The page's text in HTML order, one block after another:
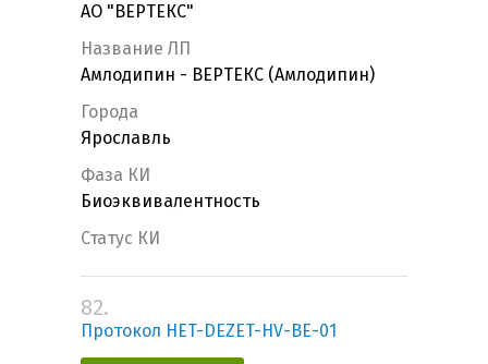
АО "ВЕРТЕКС"
Название ЛП
Амлодипин - ВЕРТЕКС (Амлодипин)
Города
Ярославль
Фаза КИ
Биоэквивалентность
Статус КИ
82.
Протокол HET-DEZET-HV-BE-01